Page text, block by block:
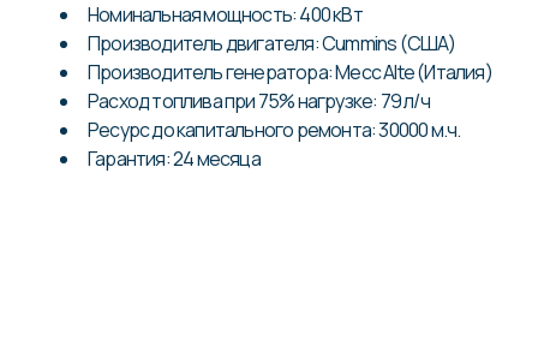
Номинальная мощность: 400 кВт
Производитель двигателя: Cummins (США)
Производитель генератора: Mecc Alte (Италия)
Расход топлива при 75% нагрузке: 79 л/ч
Ресурс до капитального ремонта: 30000 м.ч.
Гарантия: 24 месяца